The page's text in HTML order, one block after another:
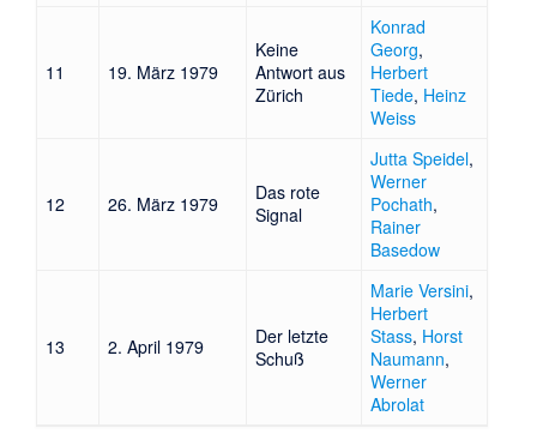
11 19. März 1979
Keine
Antwort aus
Zürich
Konrad
Georg,
Herbert
Tiede, Heinz
Weiss
12 26. März 1979
Das rote
Signal
Jutta Speidel,
Werner
Pochath,
Rainer
Basedow
13 2. April 1979
Der letzte
Schuß
Marie Versini,
Herbert
Stass, Horst
Naumann,
Werner
Abrolat